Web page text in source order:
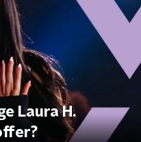
Laura H.